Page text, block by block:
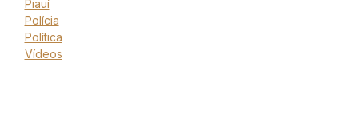
Piauí
Polícia
Política
Vídeos